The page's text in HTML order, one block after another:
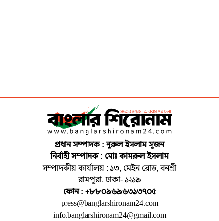
প্রধান সম্পাদক : নুরুল ইসলাম সুজন
নির্বাহী সম্পাদক : মোঃ কামরুল ইসলাম
সম্পাদকীয় কার্যালয় : ১৩, মেইন রোড, বনশ্রী
রামপুরা, ঢাকা- ১২১৯
ফোন : +৮৮০৯৬৯৬৩১৩৭০৫
press@banglarshironam24.com
info.banglarshironam24@gmail.com